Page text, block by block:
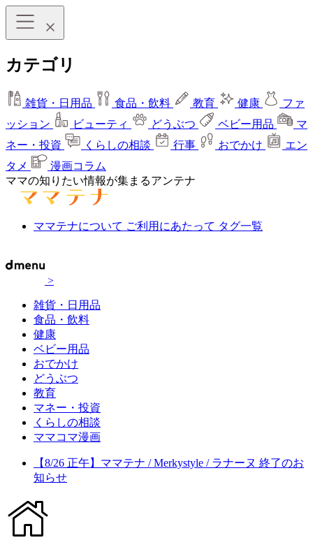
カテゴリ
雑貨・日用品 食品・飲料 教育 健康
ファ
ッション
ビューティ どうぶつ ベビー用品
マ
ネー・投資
くらしの相談 行事 おでかけ
エン
タメ
漫画コラム
ママの知りたい情報が集まるアンテナ
ママテナについて ご利用にあたって タグ一覧
>
雑貨・日用品
食品・飲料
健康
ベビー用品
おでかけ
どうぶつ
教育
マネー・投資
くらしの相談
ママコマ漫画
【8/26 正午】ママテナ / Merkystyle / ラナーヌ 終了のお
知らせ